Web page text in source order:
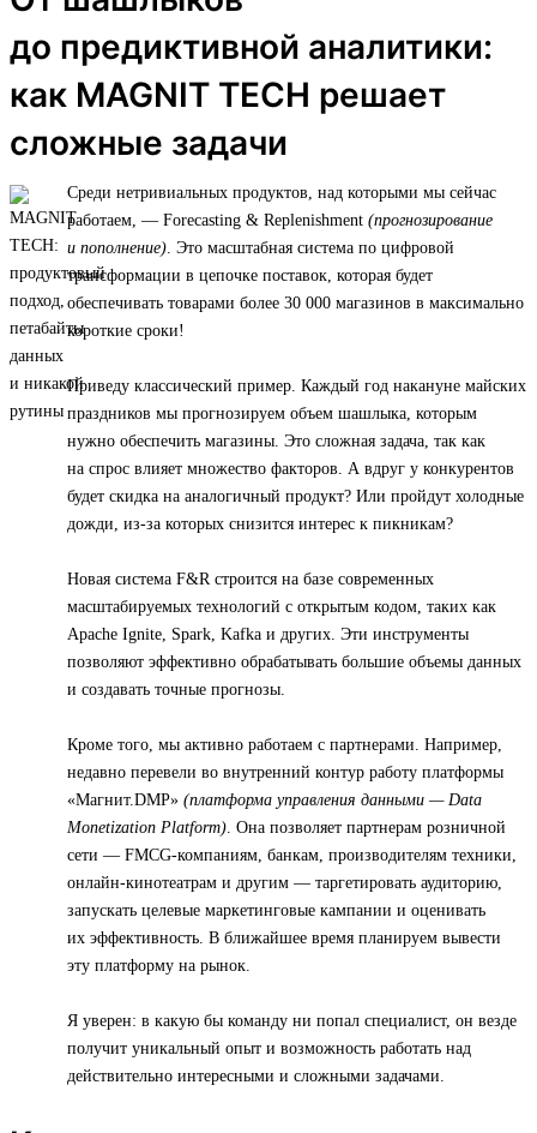
до предиктивной аналитики:
как MAGNIT TECH решает
сложные задачи
Среди нетривиальных продуктов, над которыми мы сейчас
работаем, — Forecasting & Replenishment (прогнозирование
и пополнение). Это масштабная система по цифровой
трансформации в цепочке поставок, которая будет
обеспечивать товарами более 30 000 магазинов в максимально
короткие сроки!
Приведу классический пример. Каждый год накануне майских
праздников мы прогнозируем объем шашлыка, которым
нужно обеспечить магазины. Это сложная задача, так как
на спрос влияет множество факторов. А вдруг у конкурентов
будет скидка на аналогичный продукт? Или пройдут холодные
дожди, из-за которых снизится интерес к пикникам?
Новая система F&R строится на базе современных
масштабируемых технологий с открытым кодом, таких как
Apache Ignite, Spark, Kafka и других. Эти инструменты
позволяют эффективно обрабатывать большие объемы данных
и создавать точные прогнозы.
Кроме того, мы активно работаем с партнерами. Например,
недавно перевели во внутренний контур работу платформы
«Магнит.DMP» (платформа управления данными — Data
Monetization Platform). Она позволяет партнерам розничной
сети — FMCG-компаниям, банкам, производителям техники,
онлайн-кинотеатрам и другим — таргетировать аудиторию,
запускать целевые маркетинговые кампании и оценивать
их эффективность. В ближайшее время планируем вывести
эту платформу на рынок.
Я уверен: в какую бы команду ни попал специалист, он везде
получит уникальный опыт и возможность работать над
действительно интересными и сложными задачами.